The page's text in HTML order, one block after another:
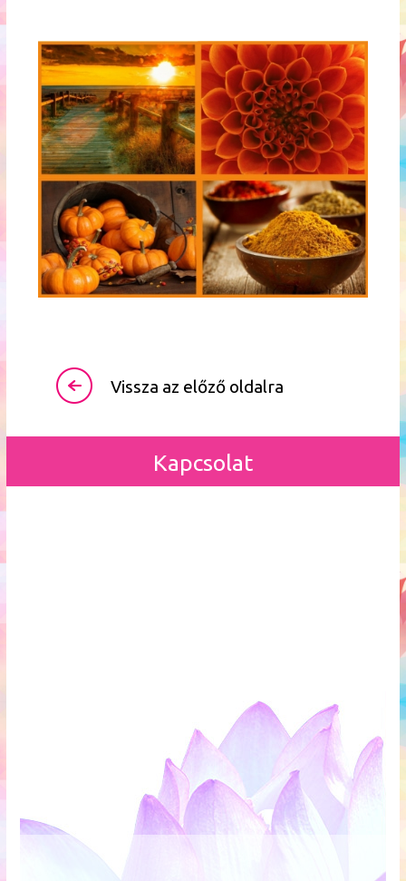
Vissza az előző oldalra
Kapcsolat